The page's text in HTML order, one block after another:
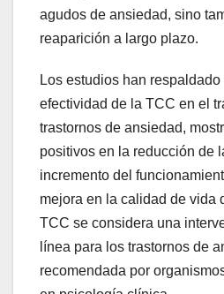
agudos de ansiedad, sino
reaparición a largo plazo.
Los estudios han
efectividad de la TCC en el
trastornos de ansiedad,
positivos en la reducción de
incremento del
mejora en la calidad de vida
TCC se considera una
línea para los trastornos de
recomendada por